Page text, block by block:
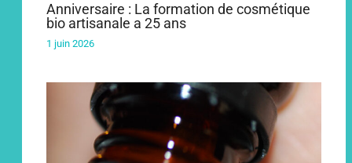
Anniversaire : La formation de cosmétique
bio artisanale a 25 ans
1 juin 2026